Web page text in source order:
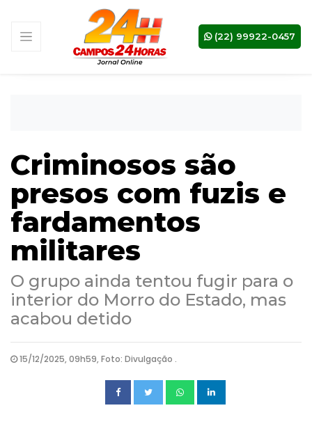
(22) 99922-0457
Criminosos são
presos com fuzis e
fardamentos
militares
O grupo ainda tentou fugir para o
interior do Morro do Estado, mas
acabou detido
15/12/2025, 09h59, Foto: Divulgação .